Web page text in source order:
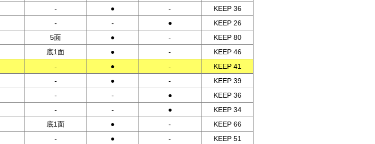
- ● -
KEEP 36
- - ● KEEP 26
5面 ● -
KEEP 80
底1面 ● -
KEEP 46
- ● -
KEEP 41
- ● -
KEEP 39
- - ●
KEEP 36
- - ● KEEP 34
底1面 ● -
KEEP 66
- ● -
KEEP 51